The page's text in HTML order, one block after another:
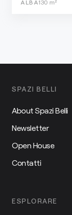
ALBA130 m²
SPAZI BELLI
About Spazi Belli
Newsletter
Open House
Contatti
ESPLORARE